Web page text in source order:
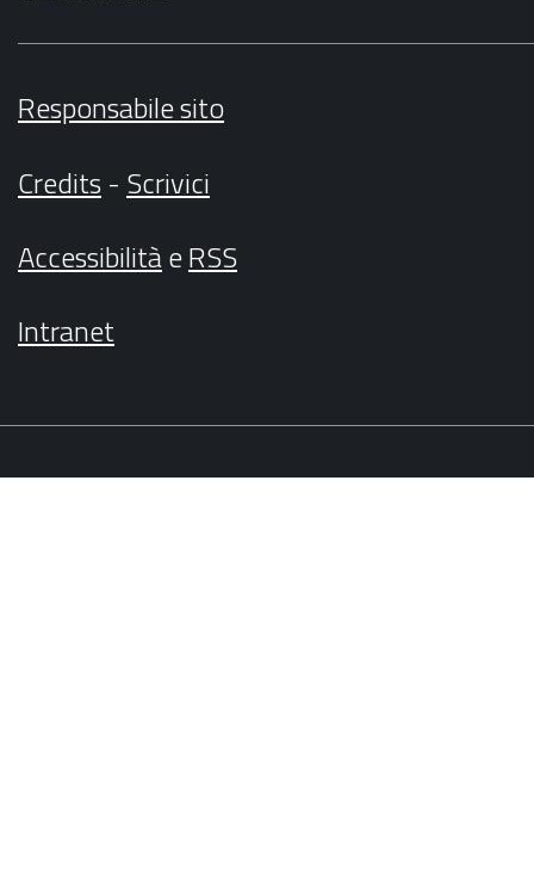
Responsabile sito
Credits- Scrivici
AccessibilitàeRSS
Intranet